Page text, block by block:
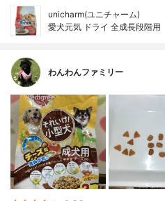
unicharm(ユニチャーム)
愛犬元気 ドライ 全成長段階用
わんわんファミリー